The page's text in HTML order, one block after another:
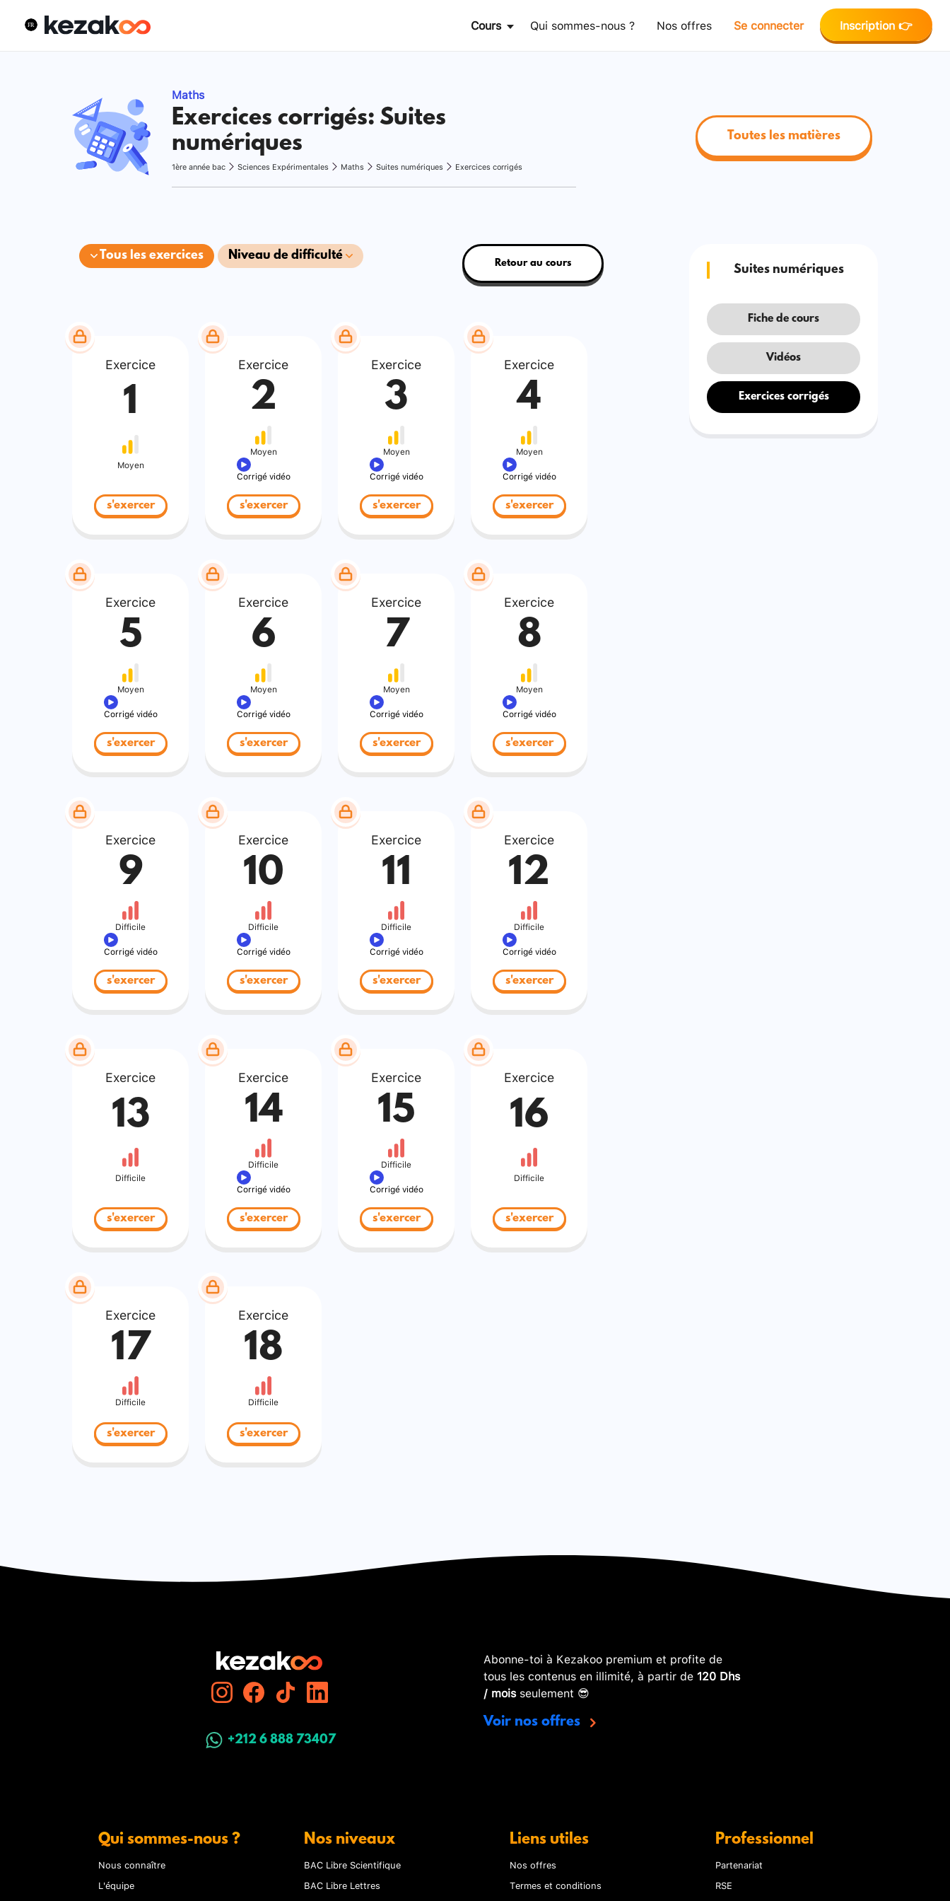
Cours Qui sommes-nous ? Nos offres Se connecter Inscription 👉
Maths
Exercices corrigés: Suites
numériques
1ère année bac Sciences Expérimentales Maths Suites numériques Exercices corrigés
Toutes les matières
Tous les exercices Niveau de difficulté
Retour au cours
Exercice
1
Moyen
s'exercer
Exercice
2
Moyen
Corrigé vidéo
s'exercer
Exercice
3
Moyen
Corrigé vidéo
s'exercer
Exercice
4
Moyen
Corrigé vidéo
s'exercer
Exercice
5
Moyen
Corrigé vidéo
s'exercer
Exercice
6
Moyen
Corrigé vidéo
s'exercer
Exercice
7
Moyen
Corrigé vidéo
s'exercer
Exercice
8
Moyen
Corrigé vidéo
s'exercer
Exercice
9
Difficile
Corrigé vidéo
s'exercer
Exercice
10
Difficile
Corrigé vidéo
s'exercer
Exercice
11
Difficile
Corrigé vidéo
s'exercer
Exercice
12
Difficile
Corrigé vidéo
s'exercer
Exercice
13
Difficile
s'exercer
Exercice
14
Difficile
Corrigé vidéo
s'exercer
Exercice
15
Difficile
Corrigé vidéo
s'exercer
Exercice
16
Difficile
s'exercer
Exercice
17
Difficile
s'exercer
Exercice
18
Difficile
s'exercer
Suites numériques
Fiche de cours
Vidéos
Exercices corrigés
+212 6 888 73407
Abonne-toi à Kezakoo premium et profite de
tous les contenus en illimité, à partir de 120 Dhs
/ moisseulement 😎
Voir nos offres
Qui sommes-nous ?
Nous connaître
L'équipe
Nos niveaux
BAC Libre Scientifique
BAC Libre Lettres
Liens utiles
Nos offres
Termes et conditions
Professionnel
Partenariat
RSE